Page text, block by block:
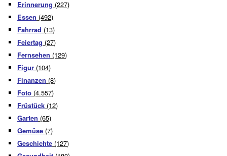
Erinnerung (227)
Essen (492)
Fahrrad (13)
Feiertag (27)
Fernsehen (129)
Figur (104)
Finanzen (8)
Foto (4.557)
Früstück (12)
Garten (65)
Gemüse (7)
Geschichte (127)